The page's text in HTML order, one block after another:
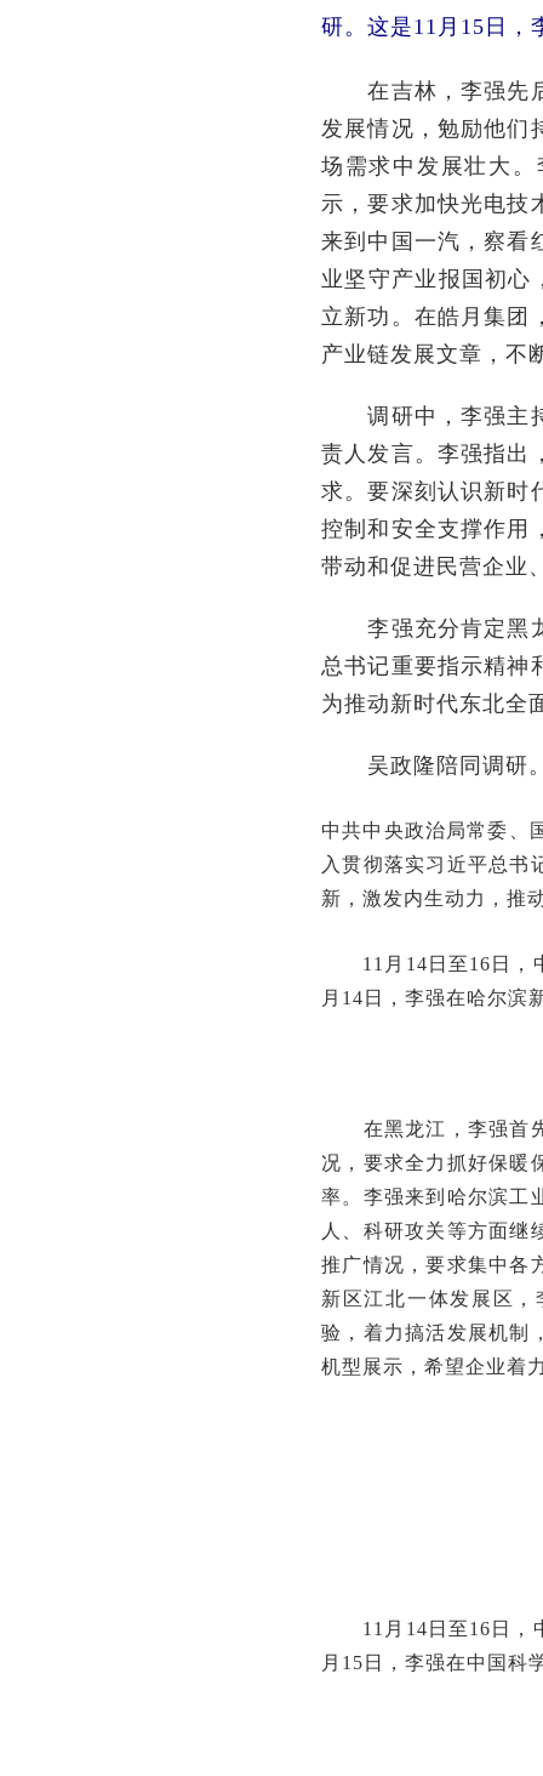
研。这是11月15日，
在吉林，李强先后
发展情况，勉励他们
场需求中发展壮大
示，要求加快光电技
来到中国一汽，察看
业坚守产业报国初心
立新功。在皓月集团
产业链发展文章，不
调研中，李强主持
责人发言。李强指出
求。要深刻认识新时
控制和安全支撑作用
带动和促进民营企业
李强充分肯定黑龙
总书记重要指示精神
为推动新时代东北全
吴政隆陪同调研
中共中央政治局常委、
入贯彻落实习近平总书
新，激发内生动力，推
11月14日至16日，中
月14日，李强在哈尔滨
在黑龙江，李强首先
况，要求全力抓好保暖
率。李强来到哈尔滨工
人、科研攻关等方面继
推广情况，要求集中各
新区江北一体发展区
验，着力搞活发展机制
机型展示，希望企业着
11月14日至16日，中
月15日，李强在中国科